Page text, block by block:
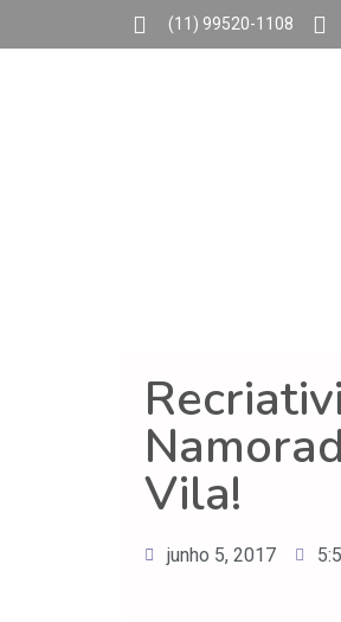
(11) 99520-1108
Vila!
junho 5, 2017